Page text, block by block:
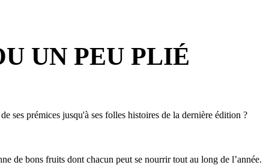
UN PEU PLIÉ
de ses prémices jusqu'à ses folles histoires de la dernière édition ?
de bons fruits dont chacun peut se nourrir tout au long de l’année.